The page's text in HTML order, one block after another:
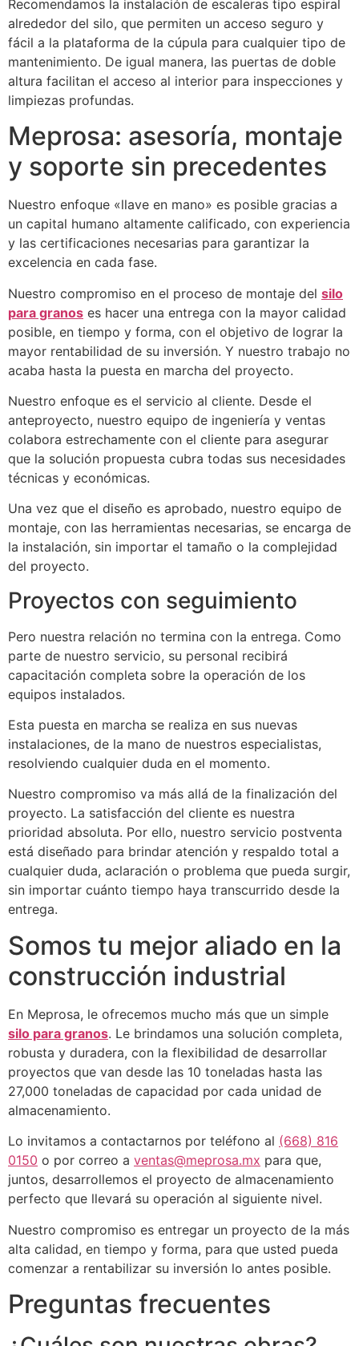
Recomendamos la instalación de escaleras tipo espiral
alrededor del silo, que permiten un acceso seguro y
fácil a la plataforma de la cúpula para cualquier tipo de
mantenimiento. De igual manera, las puertas de doble
altura facilitan el acceso al interior para inspecciones y
limpiezas profundas.
Meprosa: asesoría, montaje
y soporte sin precedentes
Nuestro enfoque «llave en mano» es posible gracias a
un capital humano altamente calificado, con experiencia
y las certificaciones necesarias para garantizar la
excelencia en cada fase.
Nuestro compromiso en el proceso de montaje del silo
para granos es hacer una entrega con la mayor calidad
posible, en tiempo y forma, con el objetivo de lograr la
mayor rentabilidad de su inversión. Y nuestro trabajo no
acaba hasta la puesta en marcha del proyecto.
Nuestro enfoque es el servicio al cliente. Desde el
anteproyecto, nuestro equipo de ingeniería y ventas
colabora estrechamente con el cliente para asegurar
que la solución propuesta cubra todas sus necesidades
técnicas y económicas.
Una vez que el diseño es aprobado, nuestro equipo de
montaje, con las herramientas necesarias, se encarga de
la instalación, sin importar el tamaño o la complejidad
del proyecto.
Proyectos con seguimiento
Pero nuestra relación no termina con la entrega. Como
parte de nuestro servicio, su personal recibirá
capacitación completa sobre la operación de los
equipos instalados.
Esta puesta en marcha se realiza en sus nuevas
instalaciones, de la mano de nuestros especialistas,
resolviendo cualquier duda en el momento.
Nuestro compromiso va más allá de la finalización del
proyecto. La satisfacción del cliente es nuestra
prioridad absoluta. Por ello, nuestro servicio postventa
está diseñado para brindar atención y respaldo total a
cualquier duda, aclaración o problema que pueda surgir,
sin importar cuánto tiempo haya transcurrido desde la
entrega.
Somos tu mejor aliado en la
construcción industrial
En Meprosa, le ofrecemos mucho más que un simple
silo para granos. Le brindamos una solución completa,
robusta y duradera, con la flexibilidad de desarrollar
proyectos que van desde las 10 toneladas hasta las
27,000 toneladas de capacidad por cada unidad de
almacenamiento.
Lo invitamos a contactarnos por teléfono al (668) 816
0150 o por correo a ventas@meprosa.mx para que,
juntos, desarrollemos el proyecto de almacenamiento
perfecto que llevará su operación al siguiente nivel.
Nuestro compromiso es entregar un proyecto de la más
alta calidad, en tiempo y forma, para que usted pueda
comenzar a rentabilizar su inversión lo antes posible.
Preguntas frecuentes